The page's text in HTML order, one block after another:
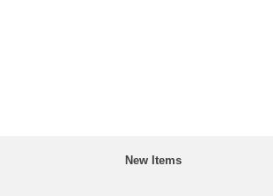
New Items